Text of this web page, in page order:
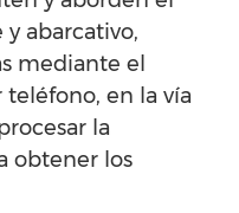
abarcativo,
mediante el
en la vía
la
obtener los